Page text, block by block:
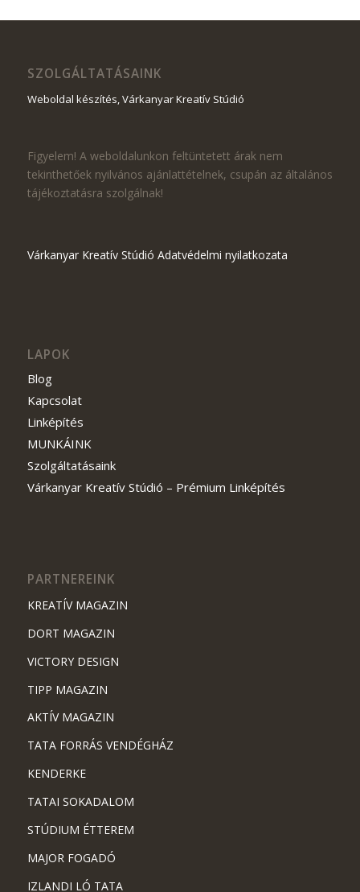
SZOLGÁLTATÁSAINK
Weboldal készítés, Várkanyar Kreatív Stúdió
Figyelem! A weboldalunkon feltüntetett árak nem
tekinthetőek nyilvános ajánlattételnek, csupán az általános
tájékoztatásra szolgálnak!
Várkanyar Kreatív Stúdió Adatvédelmi nyilatkozata
LAPOK
Blog
Kapcsolat
Linképítés
MUNKÁINK
Szolgáltatásaink
Várkanyar Kreatív Stúdió – Prémium Linképítés
PARTNEREINK
KREATÍV MAGAZIN
DORT MAGAZIN
VICTORY DESIGN
TIPP MAGAZIN
AKTÍV MAGAZIN
TATA FORRÁS VENDÉGHÁZ
KENDERKE
TATAI SOKADALOM
STÚDIUM ÉTTEREM
MAJOR FOGADÓ
IZLANDI LÓ TATA